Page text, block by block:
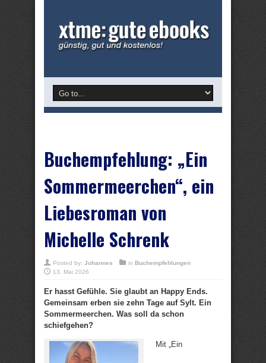
Buchempfehlung: „Ein
Sommermeerchen“, ein
Liebesroman von
Michelle Schrenk
Posted by: Johannes in Buchempfehlungen
13. Mai 2026
Er hasst Gefühle. Sie glaubt an Happy Ends.
Gemeinsam erben sie zehn Tage auf Sylt. Ein
Sommermeerchen. Was soll da schon
schiefgehen?
Mit „Ein